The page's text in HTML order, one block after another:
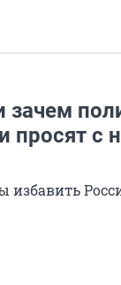
зачем
просят с
избавить